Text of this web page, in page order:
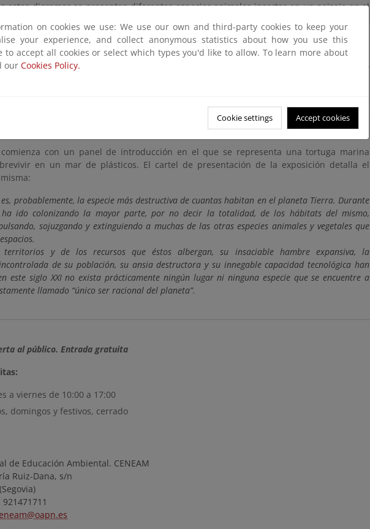
estos dioramas se presentan diferentes especies animales insertas en un paisaje en el
manera muy visual para el espectador la invasión y devastación que estamos
Naturaleza.
que se muestran las imágenes en estos dioramas ofrece un mensaje muy claro y
dioramas va instalado sobre una caja de cartón, con objeto de unir conceptualmente
comienza con un panel de introducción en el que se representa una tortuga marina
en un mar de plásticos. El cartel de presentación de la exposición detalla el
es, probablemente, la especie más destructiva de cuantas habitan en el planeta Tierra. Durante
ido colonizando la mayor parte, por no decir la totalidad, de los hábitats del mismo,
sojuzgando y extinguiendo a muchas de las otras especies animales y vegetales que
y de los recursos que éstos albergan, su insaciable hambre expansiva, la
de su población, su ansia destructora y su innegable capacidad tecnológica han
este siglo XXI no exista prácticamente ningún lugar ni ninguna especie que se encuentre a
llamado “único ser racional del planeta”.
al público. Entrada gratuita
a viernes de 10:00 a 17:00
domingos y festivos, cerrado
de Educación Ambiental. CENEAM
Ruiz-Dana, s/n
on cookies we use: We use our own and third-party cookies to keep your
your experience, and collect anonymous statistics about how you use this
to accept all cookies or select which types you'd like to allow. To learn more about
our Cookies Policy.
Cookie settings Accept cookies